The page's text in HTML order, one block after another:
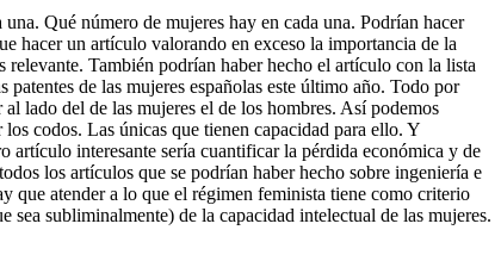
Qué número de mujeres hay en cada una. Podrían hacer
hacer un artículo valorando en exceso la importancia de la
También podrían haber hecho el artículo con la lista
de las mujeres españolas este último año. Todo por
lado del de las mujeres el de los hombres. Así podemos
codos. Las únicas que tienen capacidad para ello. Y
artículo interesante sería cuantificar la pérdida económica y de
los artículos que se podrían haber hecho sobre ingeniería e
que atender a lo que el régimen feminista tiene como criterio
sea subliminalmente) de la capacidad intelectual de las mujeres.